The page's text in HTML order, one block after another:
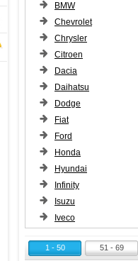
BMW
Chevrolet
Chrysler
Citroen
Dacia
Daihatsu
Dodge
Fiat
Ford
Honda
Hyundai
Infinity
Isuzu
Iveco
1 - 50 51 - 69